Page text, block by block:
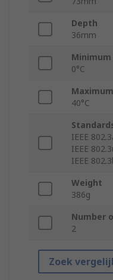
Depth
36mm
0°C
40°C
IEEE
IEEE
IEEE
Weight
386g
Number
2
Zoek